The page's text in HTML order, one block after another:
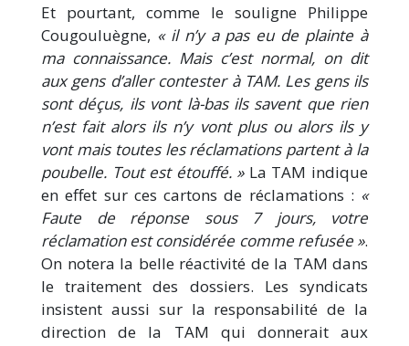
Et pourtant, comme le souligne Philippe
Cougouluègne, « il n’y a pas eu de plainte à
ma connaissance. Mais c’est normal, on dit
aux gens d’aller contester à TAM. Les gens ils
sont déçus, ils vont là-bas ils savent que rien
n’est fait alors ils n’y vont plus ou alors ils y
vont mais toutes les réclamations partent à la
poubelle. Tout est étouffé. »La TAM indique
en effet sur ces cartons de réclamations : «
Faute de réponse sous 7 jours, votre
réclamation est considérée comme refusée ».
On notera la belle réactivité de la TAM dans
le traitement des dossiers. Les syndicats
insistent aussi sur la responsabilité de la
direction de la TAM qui donnerait aux